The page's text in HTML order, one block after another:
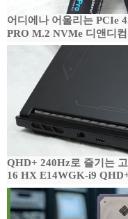
어디에나 어울리는 PCIe
PRO M.2 NVMe 디앤디
QHD+ 240Hz로 즐기는
16 HX E14WGK-i9